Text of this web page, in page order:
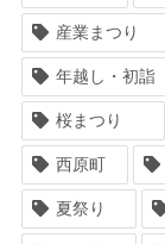
産業まつり
年越し・初詣
桜まつり
西原町
夏祭り